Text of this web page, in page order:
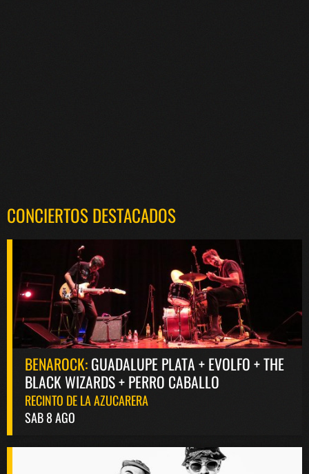
CONCIERTOS DESTACADOS
BENAROCK:GUADALUPE PLATA + EVOLFO + THE
BLACK WIZARDS + PERRO CABALLO
RECINTO DE LA AZUCARERA
SAB 8 AGO